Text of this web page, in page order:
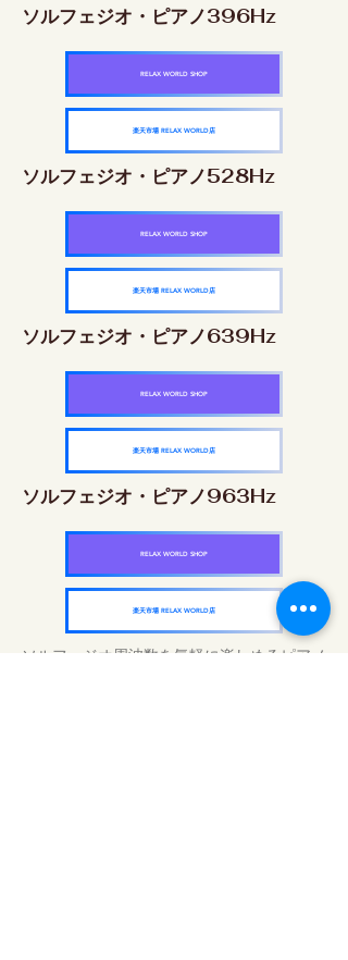
ソルフェジオ・ピアノ396Hz
RELAX WORLD SHOP
楽天市場 RELAX WORLD店
ソルフェジオ・ピアノ528Hz
RELAX WORLD SHOP
楽天市場 RELAX WORLD店
ソルフェジオ・ピアノ639Hz
RELAX WORLD SHOP
楽天市場 RELAX WORLD店
ソルフェジオ・ピアノ963Hz
RELAX WORLD SHOP
楽天市場 RELAX WORLD店
ソルフェジオ周波数を気軽に楽しめるピアノ